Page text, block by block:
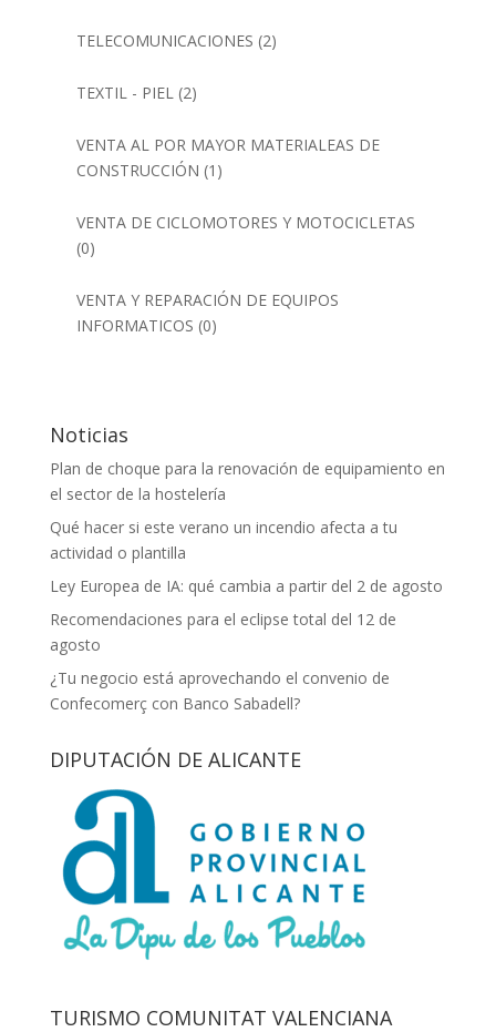
TELECOMUNICACIONES (2)
TEXTIL - PIEL (2)
VENTA AL POR MAYOR MATERIALEAS DE
CONSTRUCCIÓN (1)
VENTA DE CICLOMOTORES Y MOTOCICLETAS
(0)
VENTA Y REPARACIÓN DE EQUIPOS
INFORMATICOS (0)
Noticias
Plan de choque para la renovación de equipamiento en
el sector de la hostelería
Qué hacer si este verano un incendio afecta a tu
actividad o plantilla
Ley Europea de IA: qué cambia a partir del 2 de agosto
Recomendaciones para el eclipse total del 12 de
agosto
¿Tu negocio está aprovechando el convenio de
Confecomerç con Banco Sabadell?
DIPUTACIÓN DE ALICANTE
TURISMO COMUNITAT VALENCIANA